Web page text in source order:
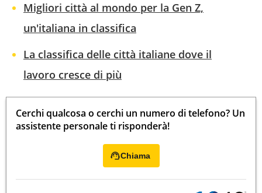
Migliori città al mondo per la Gen Z,
un'italiana in classifica
La classifica delle città italiane dove il
lavoro cresce di più
Cerchi qualcosa o cerchi un numero di telefono? Un
assistente personale ti risponderà!
Chiama